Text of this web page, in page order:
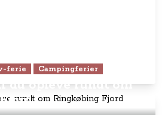
ferie Campingferier
du opleve rundt om